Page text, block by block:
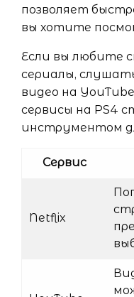
позволяет
вы хотите
Если вы любите
сериалы,
видео на
сервисы на PS4
инструментом
Сервис
Netflix